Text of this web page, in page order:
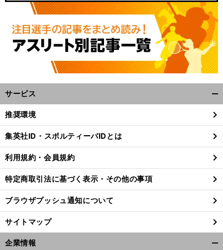
サービス
閉
る
推奨環境
集英社ID・スポルティーバIDとは
利用規約・会員規約
特定商取引法に基づく表示・その他の事項
ブラウザプッシュ通知について
サイトマップ
企業情報